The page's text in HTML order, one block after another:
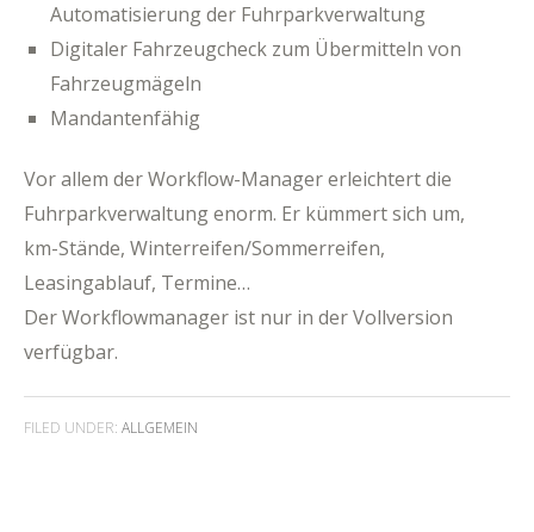
Automatisierung der Fuhrparkverwaltung
Digitaler Fahrzeugcheck zum Übermitteln von
Fahrzeugmägeln
Mandantenfähig
Vor allem der Workflow-Manager erleichtert die
Fuhrparkverwaltung enorm. Er kümmert sich um,
km-Stände, Winterreifen/Sommerreifen,
Leasingablauf, Termine…
Der Workflowmanager ist nur in der Vollversion
verfügbar.
FILED UNDER: ALLGEMEIN